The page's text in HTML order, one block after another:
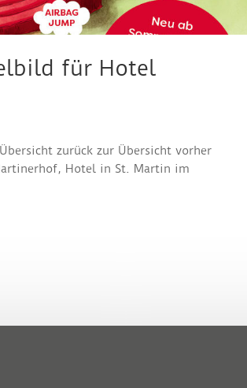
für Hotel
zurück zur Übersicht vorher
Hotel in St. Martin im